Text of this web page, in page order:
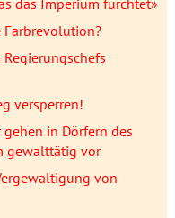
Farbrevolution?
versperren!
in Dörfern des
gewalttätig vor
von